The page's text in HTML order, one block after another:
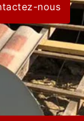
nous